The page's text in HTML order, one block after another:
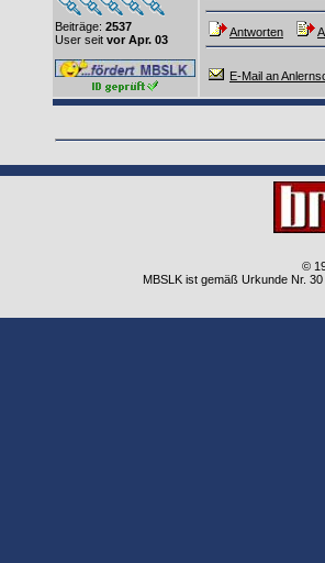
Beiträge: 2537
User seit vor Apr. 03
Antworten
E-Mail an
©
MBSLK ist gemäß Urkunde Nr.